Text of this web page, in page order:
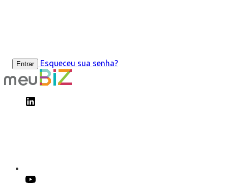
Entrar Esqueceu sua senha?